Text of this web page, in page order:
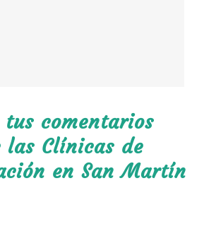
tus comentarios
las Clínicas de
en San Martín